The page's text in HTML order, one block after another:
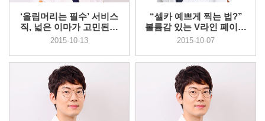
‘올림머리는 필수’ 서비스
직, 넓은 이마가 고민된다
면?
2015-10-13
“셀카 예쁘게 찍는 법?”
볼륨감 있는 V라인 페이스
가 관건
2015-10-07